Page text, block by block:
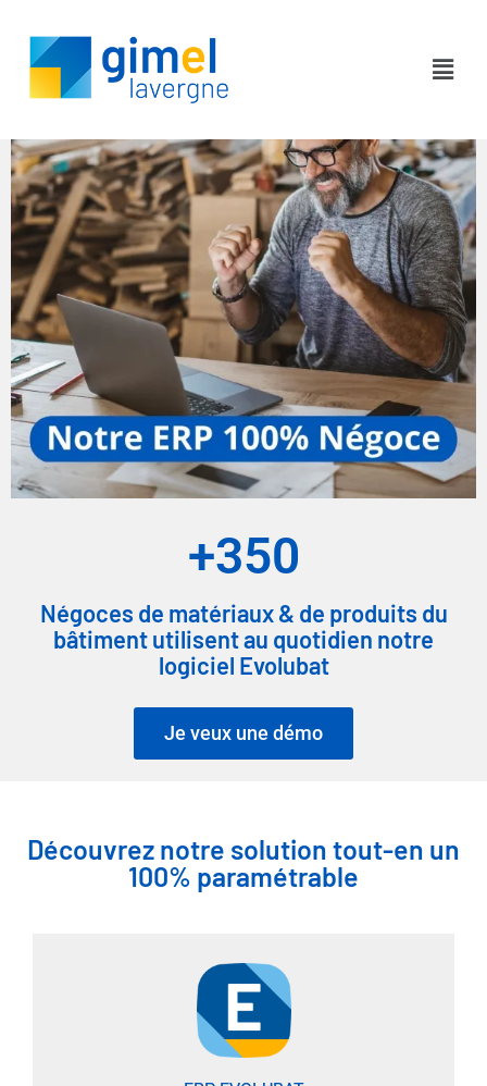
+350
Négoces de matériaux & de produits du
bâtiment utilisent au quotidien notre
logiciel Evolubat
Je veux une démo
Découvrez notre solution tout-en un
100% paramétrable